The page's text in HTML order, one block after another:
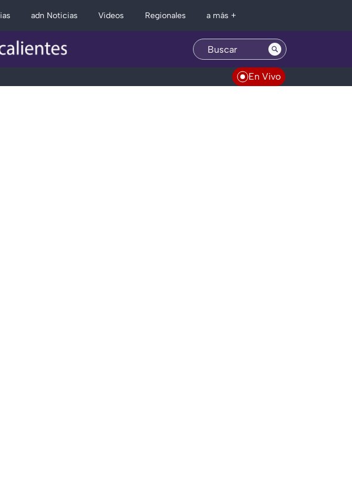
adn Noticias Videos Regionales a más +
En Vivo